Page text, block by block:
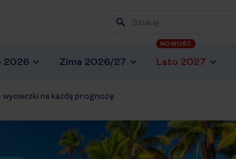
2026 Zima 2026/27 Lato 2027
NOWOŚĆ
wycieczki na każdą prognozę